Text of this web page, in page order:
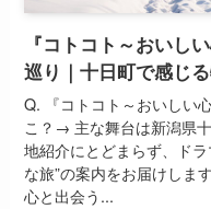
『コトコト～おいし
巡り｜十日町で感じ
Q. 『コトコト～おいしい
こ？→ 主な舞台は新潟県
地紹介にとどまらず、ド
な旅”の案内をお届けしま
心と出会う...